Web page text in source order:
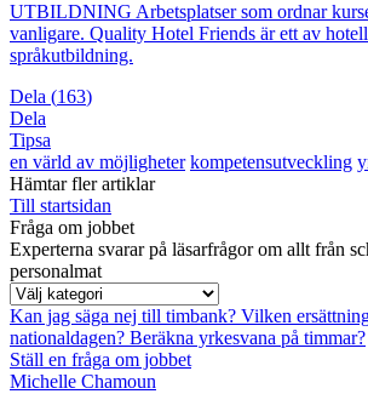
UTBILDNING Arbetsplatser som ordnar
vanligare. Quality Hotel Friends är ett av
språkutbildning.
Dela (163)
Dela
Tipsa
en värld av möjligheter kompetensutveckling
Hämtar fler artiklar
Till startsidan
Fråga om jobbet
Experterna svarar på läsarfrågor om allt från
personalmat
Kan jag säga nej till timbank? Vilken
nationaldagen? Beräkna yrkesvana på timmar?
Ställ en fråga om jobbet
Michelle Chamoun